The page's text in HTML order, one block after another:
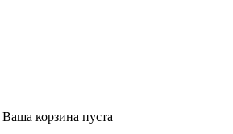
Ваша корзина пуста